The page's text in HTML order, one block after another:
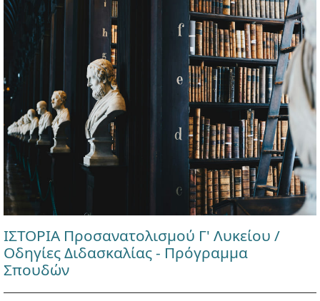
ΙΣΤΟΡΙΑ Προσανατολισμού Γ' Λυκείου /
Οδηγίες Διδασκαλίας - Πρόγραμμα
Σπουδών